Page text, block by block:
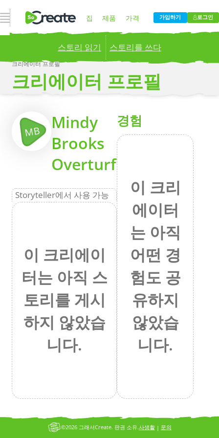
내비게이션 열기 집 제품 가격
블로그 회사
가입하기 로그인
스토리 읽기 스토리를 쓰다
Publish your stories to a global audience.
now!
크리에이터 프로필
크리에이터 프로필
MB
Mindy
Brooks
Overturf
Storyteller에서 사용 가능
이 크리에이
터는 아직 스
토리를 게시
하지 않았습
니다.
경험
이 크리
에이터
는 아직
어떤 경
험도 공
유하지
않았습
니다.
사생활| 문의
©2026 그래서Create. 판권 소유.